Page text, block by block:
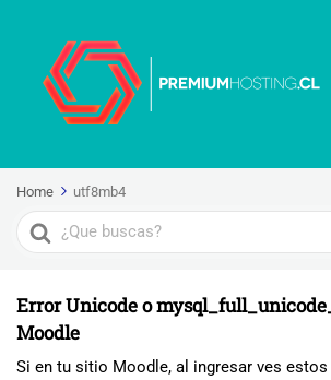
Home utf8mb4
Search
For
Error Unicode o
Moodle
Si en tu sitio Moodle, al ingresar ves